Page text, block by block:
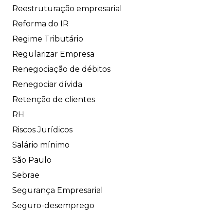
Reestruturação empresarial
Reforma do IR
Regime Tributário
Regularizar Empresa
Renegociação de débitos
Renegociar dívida
Retenção de clientes
RH
Riscos Jurídicos
Salário mínimo
São Paulo
Sebrae
Segurança Empresarial
Seguro-desemprego